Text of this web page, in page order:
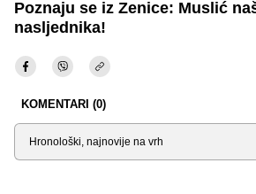
Poznaju se iz Zenice: Muslić
nasljednika!
KOMENTARI (0)
Sortiraj